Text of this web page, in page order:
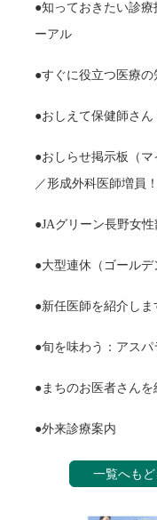
●知っておきたい診
ーアル
●すぐに役立つ医療
●おしえて保健師さ
●おしらせ掲示板（
／形成外科医師増員
●JAグリーン長野女
●大型連休（ゴール
●新任医師を紹介しま
●旬を味わう：アスパ
●まちのお医者さんを
●外来診療案内
一覧へもど